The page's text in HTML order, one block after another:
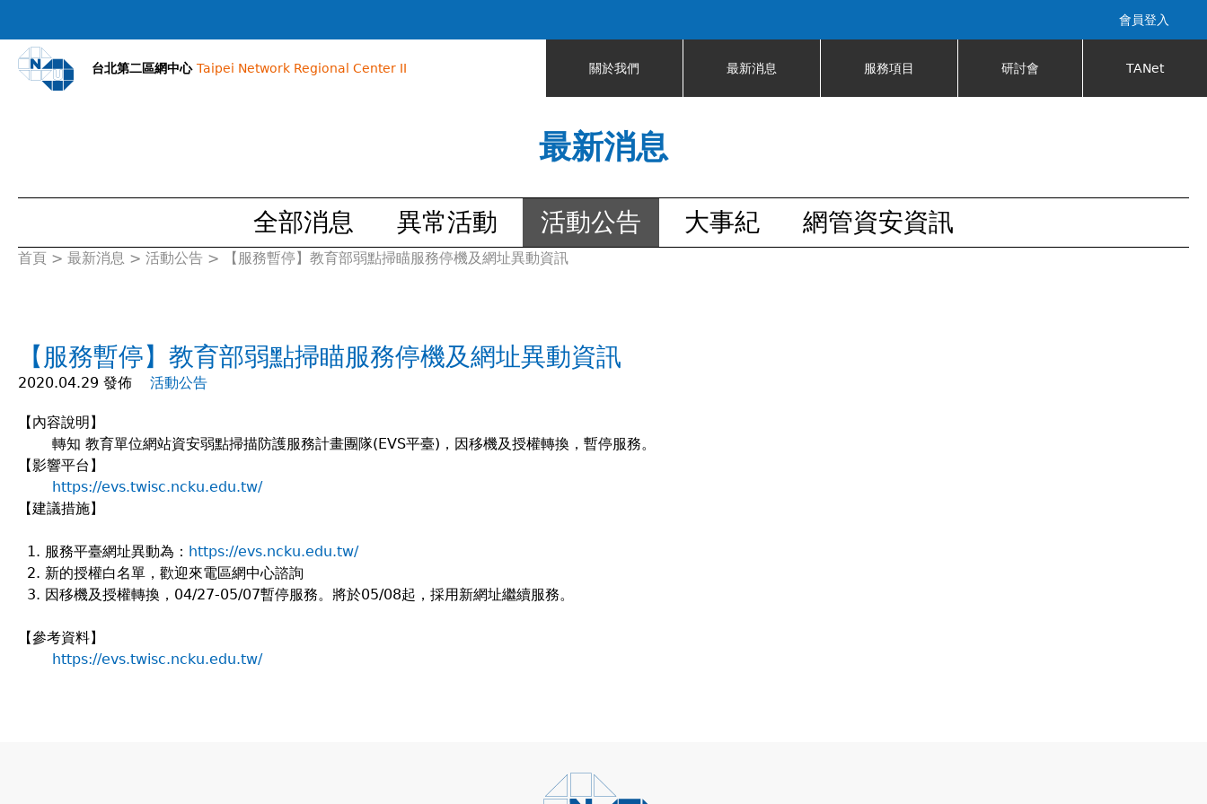
會員登入
台北第二區網中心 Taipei Network Regional Center II 關於我們 最新消息 服務項目 研討會 TANet
最新消息
全部消息 異常活動 活動公告 大事紀 網管資安資訊
您
這
首頁 > 最新消息 > 活動公告 > 【服務暫停】教育部弱點掃瞄服務停機及網址異動資訊
【服務暫停】教育部弱點掃瞄服務停機及網址異動資訊
2020.04.29 發佈 活動公告
【內容說明】
轉知 教育單位網站資安弱點掃描防護服務計畫團隊(EVS平臺)，因移機及授權轉換，暫停服務。
【影響平台】
https://evs.twisc.ncku.edu.tw/
【建議措施】
服務平臺網址異動為： https://evs.ncku.edu.tw/
新的授權白名單，歡迎來電區網中心諮詢
因移機及授權轉換，04/27-05/07暫停服務。將於05/08起，採用新網址繼續服務。
【參考資料】
https://evs.twisc.ncku.edu.tw/